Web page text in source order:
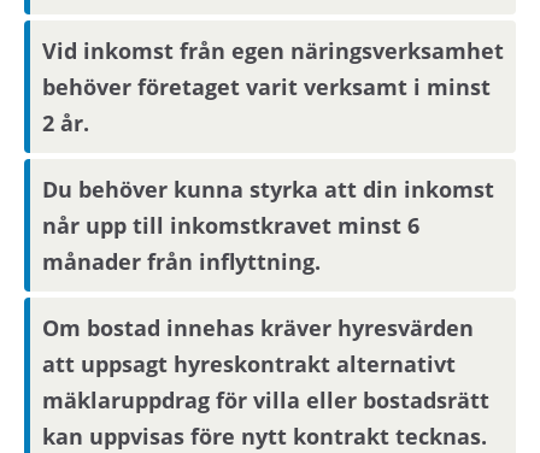
Vid inkomst från egen näringsverksamhet
behöver företaget varit verksamt i minst
2 år.
Du behöver kunna styrka att din inkomst
når upp till inkomstkravet minst 6
månader från inflyttning.
Om bostad innehas kräver hyresvärden
att uppsagt hyreskontrakt alternativt
mäklaruppdrag för villa eller bostadsrätt
kan uppvisas före nytt kontrakt tecknas.